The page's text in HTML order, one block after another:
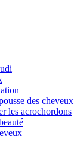
des cheveux
les acrochordons